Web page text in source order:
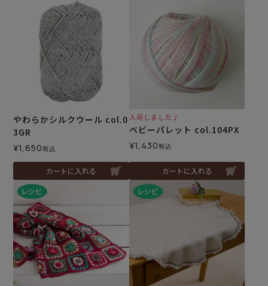
やわらかシルクウール col.0
3GR
¥1,650税込
カートに入れる
入荷しました♪
ベビーパレット col.104PX
¥1,430税込
カートに入れる